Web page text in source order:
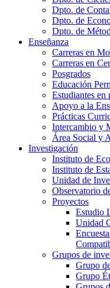
Dpto. de
Dpto. de
Dpto. de
Enseñanza
Carreras en
Carreras en
Posgrados
Educación
Estudiantes en
Apoyo a la
Prácticas
Intercambio y
Área Social y
Investigación
Instituto de
Instituto de
Unidad de
Observatorio
Proyectos
Estudio
Unidad
Grupos de
Grupo
Grupo